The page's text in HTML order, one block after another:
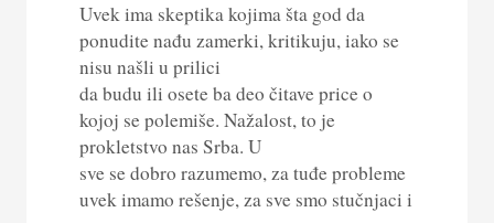
Uvek ima skeptika kojima šta god da
ponudite nađu zamerki, kritikuju, iako se
nisu našli u prilici
da budu ili osete ba deo čitave price o
kojoj se polemiše. Nažalost, to je
prokletstvo nas Srba. U
sve se dobro razumemo, za tuđe probleme
uvek imamo rešenje, za sve smo stučnjaci i